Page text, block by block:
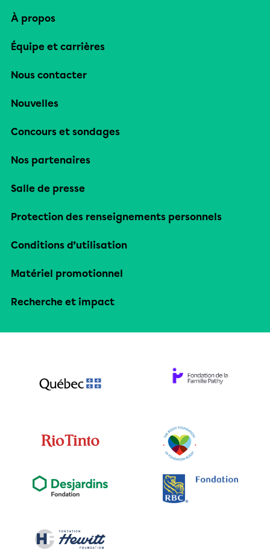
À propos
Équipe et carrières
Nous contacter
Nouvelles
Concours et sondages
Nos partenaires
Salle de presse
Protection des renseignements personnels
Conditions d’utilisation
Matériel promotionnel
Recherche et impact